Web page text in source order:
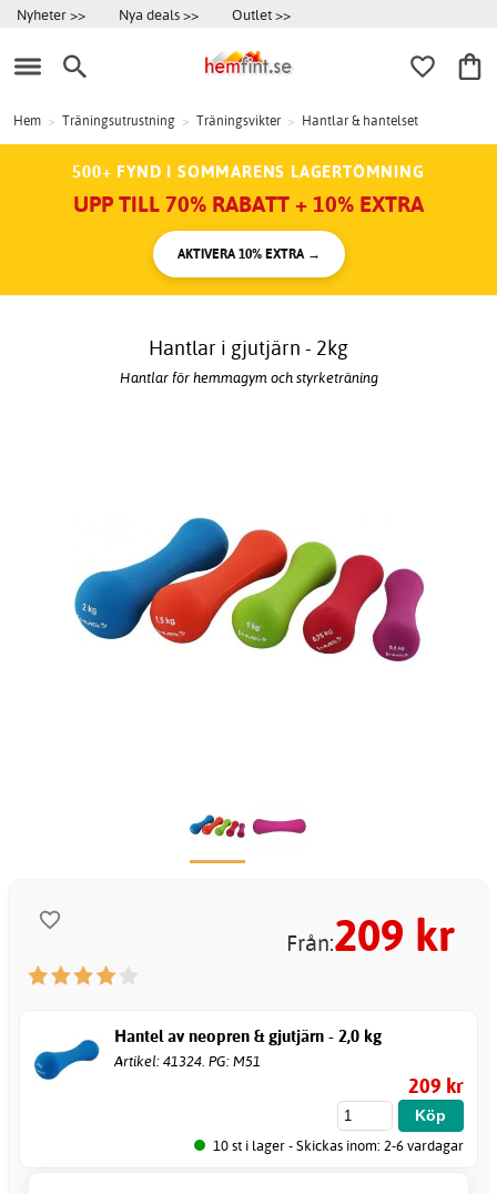
Nyheter >> Nya deals >> Outlet >>
Hem > Träningsutrustning > Träningsvikter > Hantlar & hantelset
500+ FYND I SOMMARENS LAGERTÖMNING
UPP TILL 70% RABATT + 10% EXTRA
AKTIVERA 10% EXTRA →
Hantlar i gjutjärn - 2kg
Hantlar för hemmagym och styrketräning
Från:209 kr
Hantel av neopren & gjutjärn - 2,0 kg
Artikel: 41324. PG: M51
209 kr
10 st i lager - Skickas inom: 2-6 vardagar